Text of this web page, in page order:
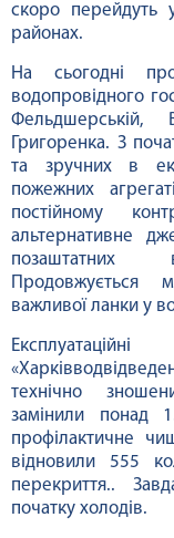
скоро перейдуть
районах.
На сьогодні
водопровідного
Фельдшерській,
Григоренка. З
та зручних в
пожежних
постійному
альтернативне
позаштатних
Продовжується
важливої ​​ланки у
технічно
замінили понад
профілактичне
відновили 555
перекриття..
початку холодів.